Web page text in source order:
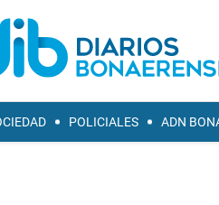
POLICIALES ADN